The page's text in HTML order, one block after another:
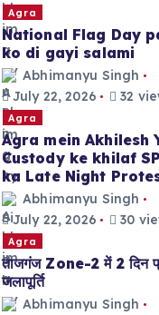
Agra
National Flag Day
ko di gayi salami
Abhimanyu Singh
July 22, 2026
32
Agra
Agra mein Akhilesh
Custody ke khilaf
ka Late Night
Abhimanyu Singh
July 22, 2026
30
Agra
ताजगंज Zone-2 में 2 दिन
जलापूर्ति
Abhimanyu Singh